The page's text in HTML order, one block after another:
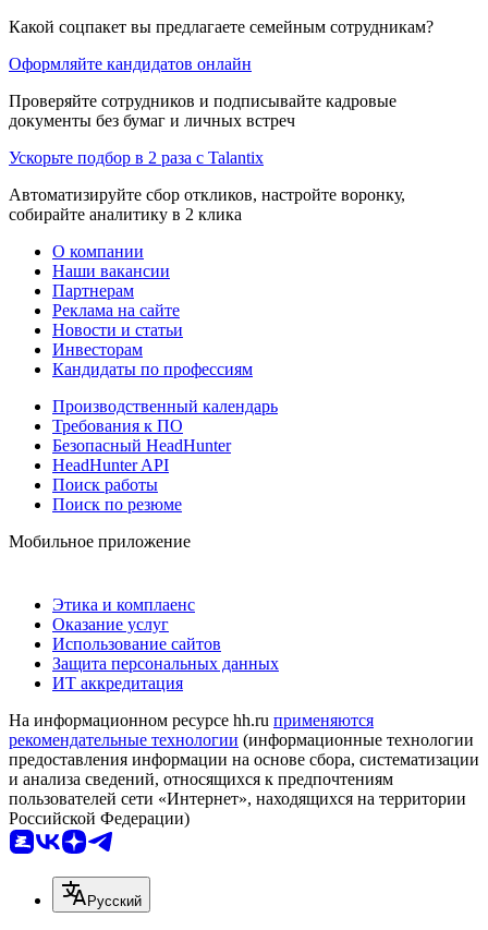
Какой соцпакет вы предлагаете семейным сотрудникам?
Оформляйте кандидатов онлайн
Проверяйте сотрудников и подписывайте кадровые
документы без бумаг и личных встреч
Ускорьте подбор в 2 раза с Talantix
Автоматизируйте сбор откликов, настройте воронку,
собирайте аналитику в 2 клика
О компании
Наши вакансии
Партнерам
Реклама на сайте
Новости и статьи
Инвесторам
Кандидаты по профессиям
Производственный календарь
Требования к ПО
Безопасный HeadHunter
HeadHunter API
Поиск работы
Поиск по резюме
Мобильное приложение
Этика и комплаенс
Оказание услуг
Использование сайтов
Защита персональных данных
ИТ аккредитация
На информационном ресурсе hh.ru применяются
рекомендательные технологии (информационные технологии
предоставления информации на основе сбора, систематизации
и анализа сведений, относящихся к предпочтениям
пользователей сети «Интернет», находящихся на территории
Российской Федерации)
Русский